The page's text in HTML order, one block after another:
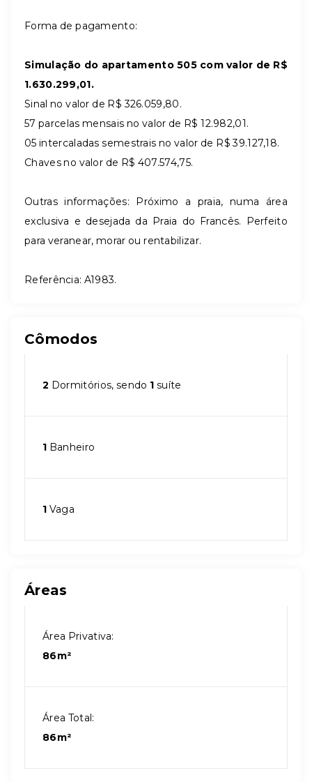
Forma de pagamento:
Simulação do apartamento 505 com valor de R$
1.630.299,01.
Sinal no valor de R$ 326.059,80.
57 parcelas mensais no valor de R$ 12.982,01.
05 intercaladas semestrais no valor de R$ 39.127,18.
Chaves no valor de R$ 407.574,75.
Outras informações: Próximo a praia, numa área
exclusiva e desejada da Praia do Francês. Perfeito
para veranear, morar ou rentabilizar.
Referência: A1983.
Cômodos
2 Dormitórios, sendo 1 suíte
1 Banheiro
1 Vaga
Áreas
Área Privativa:
86m²
Área Total:
86m²